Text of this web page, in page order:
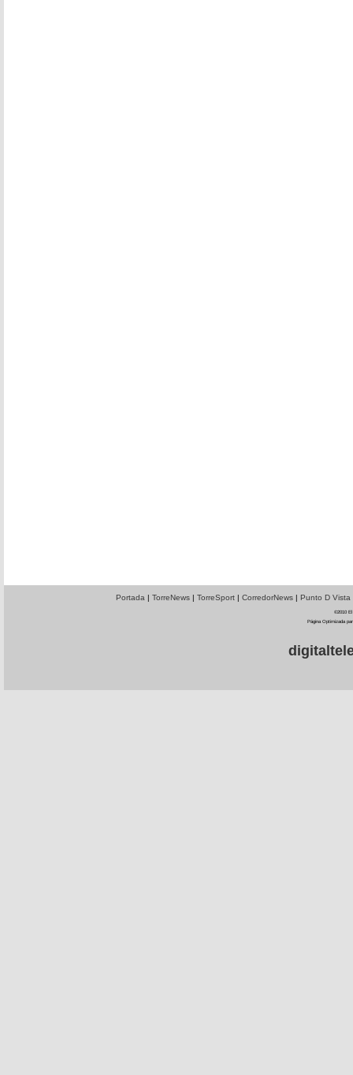
Portada | TorreNews| TorreSport| CorredorNews| Punto D Vista
©2010 El
Página Optimizada